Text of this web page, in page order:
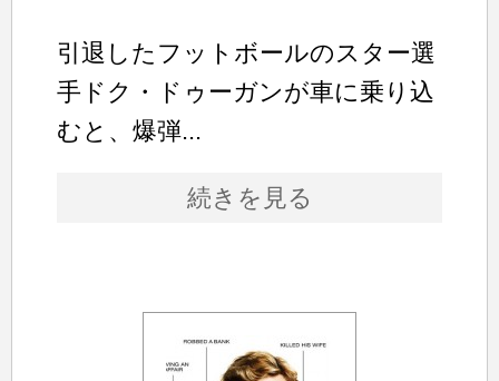
引退したフットボールのスター選
手ドク・ドゥーガンが車に乗り込
むと、爆弾...
続きを見る